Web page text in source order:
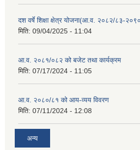
दश वर्षे शिक्षा क्षेत्र योजना(आ.व. २०८२/८३-
मिति: 09/04/2025 - 11:04
आ.व. २०८१/०८२ को बजेट तथा कार्यक्रम
मिति: 07/17/2024 - 11:05
आ.व. २०८०/८१ को आय-व्यय विवरण
मिति: 07/11/2024 - 12:08
अन्य